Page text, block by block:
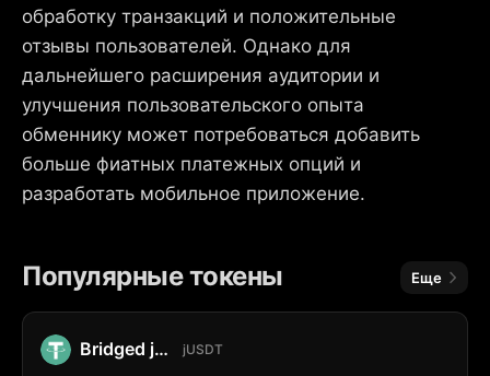
обработку транзакций и положительные
отзывы пользователей. Однако для
дальнейшего расширения аудитории и
улучшения пользовательского опыта
обменнику может потребоваться добавить
больше фиатных платежных опций и
разработать мобильное приложение.
Популярные токены Еще
Bridged jUSDT jUSDT